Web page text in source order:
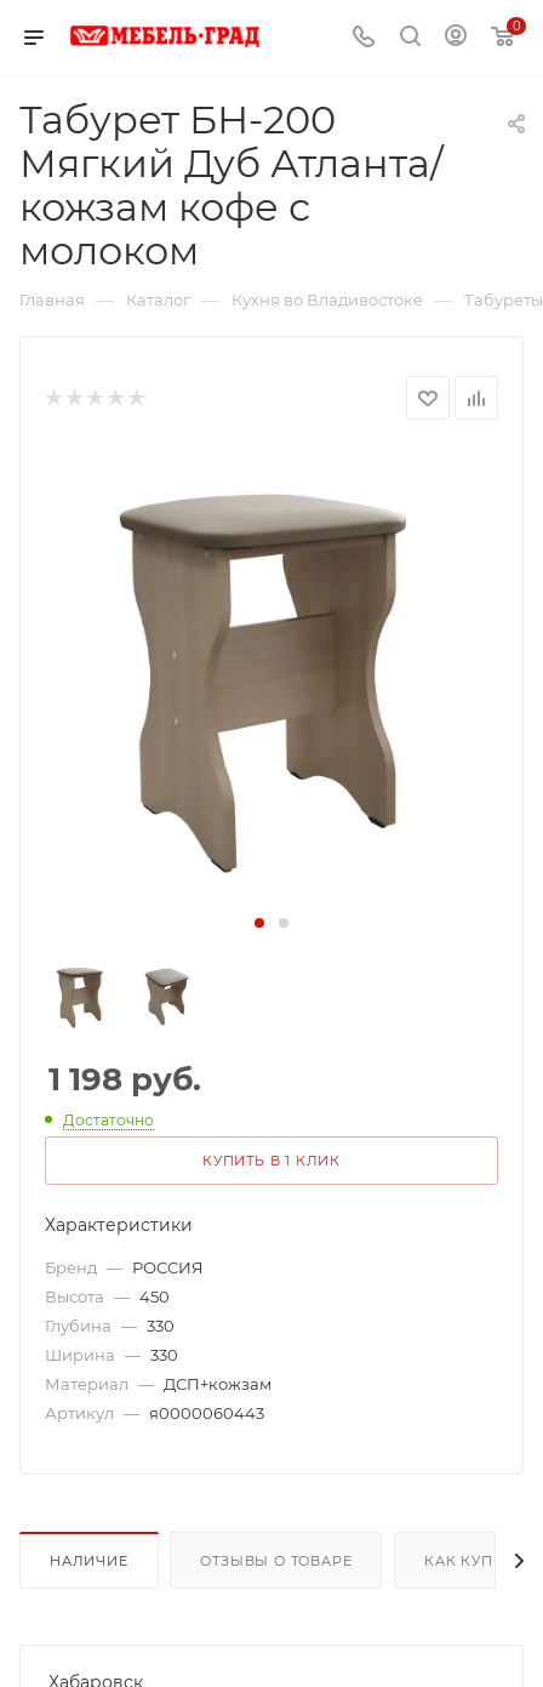
0
Табурет БН-200
Мягкий Дуб Атланта/
кожзам кофе с
молоком
Главная — Каталог — Кухня во Владивостоке —
1 198 руб.
Достаточно
КУПИТЬ В 1 КЛИК
Характеристики
Бренд — РОССИЯ
Высота — 450
Глубина — 330
Ширина — 330
Материал — ДСП+кожзам
Артикул — я0000060443
НАЛИЧИЕ ОТЗЫВЫ О ТОВАРЕ КАК КУПИТЬ
Хабаровск